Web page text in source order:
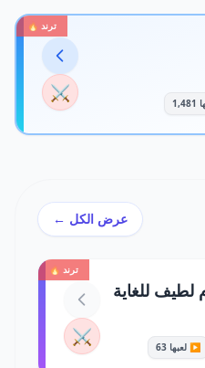
ترند 🔥
⚔️
عرض الكل ←
ترند 🔥
لطيف للغاية
▶️ لعبها 63 ⚔️